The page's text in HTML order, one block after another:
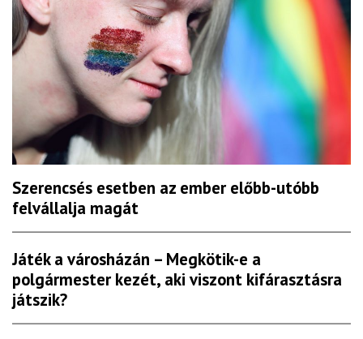
Szerencsés esetben az ember előbb-utóbb
felvállalja magát
Játék a városházán – Megkötik-e a
polgármester kezét, aki viszont kifárasztásra
játszik?